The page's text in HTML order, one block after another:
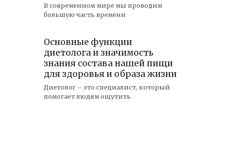
В современном мире мы проводим
большую часть времени
Основные функции
диетолога и значимость
знания состава нашей пищи
для здоровья и образа жизни
Диетолог – это специалист, который
помогает людям ощутить